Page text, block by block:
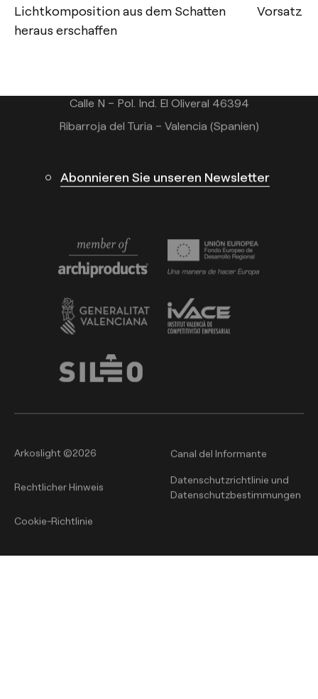
Lichtkomposition aus dem Schatten
heraus erschaffen
Vorsatz
Tel.: +34 961 667 207
+49 221 7159 4740
Calle N – Pol. Ind. El Oliveral 46394
Ribarroja del Turia – Valencia (Spanien)
Abonnieren Sie unseren Newsletter
Arkoslight ©2026 Canal del Informante
Rechtlicher Hinweis
Datenschutzrichtlinie und
Datenschutzbestimmungen
Cookie-Richtlinie